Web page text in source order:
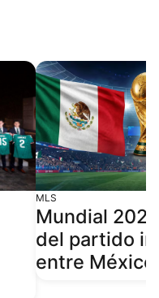
MLS
Mundial
del partido
entre